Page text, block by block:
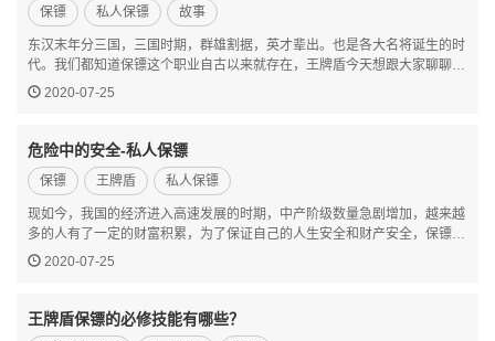
保镖 私人保镖 故事
东汉末年分三国，三国时期，群雄割据，英才辈出。也是各大名将诞生的时
代。我们都知道保镖这个职业自古以来就存在，王牌盾今天想跟大家聊聊三
国时期著名的保镖们。 董卓的保镖----吕布 三国第一猛将，举世无双。他有
2020-07-25
危险中的安全-私人保镖
保镖 王牌盾 私人保镖
现如今，我国的经济进入高速发展的时期，中产阶级数量急剧增加，越来越
多的人有了一定的财富积累，为了保证自己的人生安全和财产安全，保镖这
个职业也随之受到人们的重视。保镖公司也顺应时代的发展而变化，可以根
2020-07-25
王牌盾保镖的必修技能有哪些？